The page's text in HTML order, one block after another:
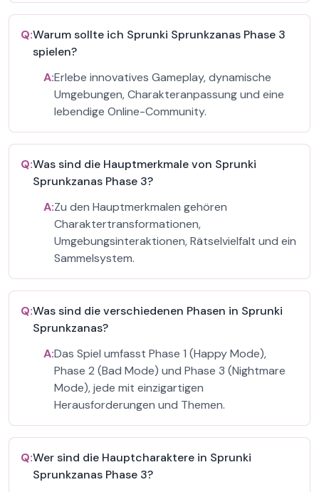
Q:Warum sollte ich Sprunki Sprunkzanas Phase 3
spielen?
A:Erlebe innovatives Gameplay, dynamische
Umgebungen, Charakteranpassung und eine
lebendige Online-Community.
Q:Was sind die Hauptmerkmale von Sprunki
Sprunkzanas Phase 3?
A:Zu den Hauptmerkmalen gehören
Charaktertransformationen,
Umgebungsinteraktionen, Rätselvielfalt und ein
Sammelsystem.
Q:Was sind die verschiedenen Phasen in Sprunki
Sprunkzanas?
A:Das Spiel umfasst Phase 1 (Happy Mode),
Phase 2 (Bad Mode) und Phase 3 (Nightmare
Mode), jede mit einzigartigen
Herausforderungen und Themen.
Q:Wer sind die Hauptcharaktere in Sprunki
Sprunkzanas Phase 3?